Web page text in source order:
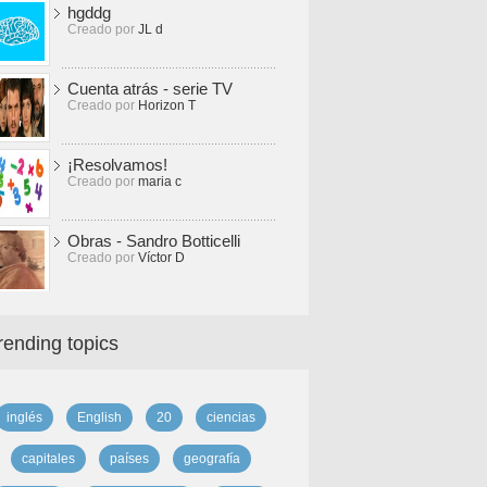
hgddg
Creado por JL d
Cuenta atrás - serie TV
Creado por Horizon T
¡Resolvamos!
Creado por maria c
Obras - Sandro Botticelli
Creado por Víctor D
topics
inglés English 20 ciencias
capitales países geografía